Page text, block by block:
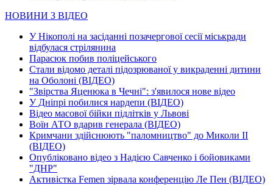
НОВИНИ З ВІДЕО
У Нікополі на засіданні позачергової сесії міськради
відбулася стрілянина
Парасюк побив поліцейського
Стали відомо деталі підозрюваної у викраденні дитини
на Оболоні (ВІДЕО)
"Звірства Яценюка в Чечні": з'явилося нове відео
У Дніпрі побилися нардепи (ВІДЕО)
Відео масової бійки підлітків у Львові
Воїн АТО вдарив генерала (ВІДЕО)
Кримчани здійснюють "паломництво" до Миколи ІІ
(ВІДЕО)
Опубліковано відео з Надією Савченко і бойовиками
"ДНР"
Активістка Femen зірвала конференцію Ле Пен (ВІДЕО)